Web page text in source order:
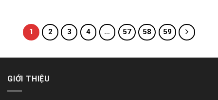
1 2 3 4 … 57 58 59
GIỚI THIỆU